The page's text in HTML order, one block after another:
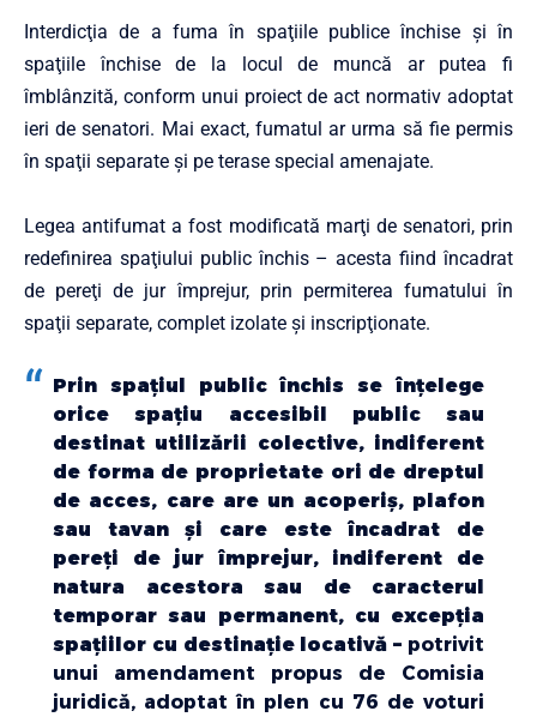
Interdicţia de a fuma în spaţiile publice închise şi în
spaţiile închise de la locul de muncă ar putea fi
îmblânzită, conform unui proiect de act normativ adoptat
ieri de senatori. Mai exact, fumatul ar urma să fie permis
în spaţii separate şi pe terase special amenajate.
Legea antifumat a fost modificată marţi de senatori, prin
redefinirea spaţiului public închis – acesta fiind încadrat
de pereţi de jur împrejur, prin permiterea fumatului în
spaţii separate, complet izolate şi inscripţionate.
Prin spaţiul public închis se înţelege
orice spaţiu accesibil public sau
destinat utilizării colective, indiferent
de forma de proprietate ori de dreptul
de acces, care are un acoperiş, plafon
sau tavan şi care este încadrat de
pereţi de jur împrejur, indiferent de
natura acestora sau de caracterul
temporar sau permanent, cu excepţia
spaţiilor cu destinaţie locativă – potrivit
unui amendament propus de Comisia
juridică, adoptat în plen cu 76 de voturi